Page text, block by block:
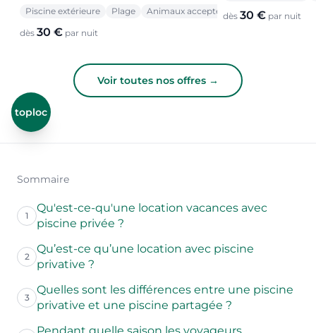
Piscine extérieure Plage Animaux acceptés
dès 30 € par nuit
dès 30 € par nuit
Voir toutes nos offres →
toploc
Sommaire
1
Qu'est-ce-qu'une location vacances avec
piscine privée ?
2
Qu’est-ce qu’une location avec piscine
privative ?
3
Quelles sont les différences entre une piscine
privative et une piscine partagée ?